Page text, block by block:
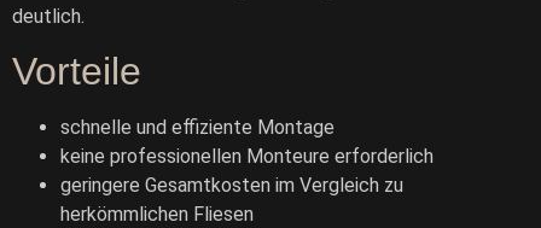
deutlich.
Vorteile
schnelle und effiziente Montage
keine professionellen Monteure erforderlich
geringere Gesamtkosten im Vergleich zu
herkömmlichen Fliesen
Ask TerraDecor Team